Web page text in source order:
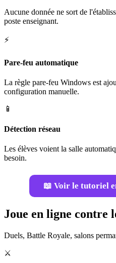
Aucune donnée ne sort de
poste enseignant.
⚡
Pare-feu automatique
La règle pare-feu Windows est
configuration manuelle.
📱
Détection réseau
Les élèves voient la salle
besoin.
📖 Voir le tutoriel
Joue en ligne contre
Duels, Battle Royale, salons
⚔️